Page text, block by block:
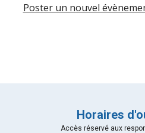
Poster un nouvel
Horaires
Accès réservé aux